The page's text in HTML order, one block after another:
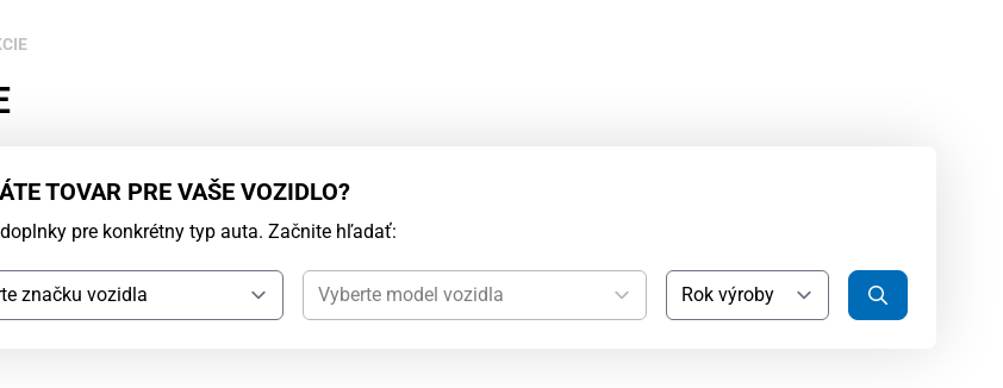
TOVAR PRE VAŠE VOZIDLO?
doplnky pre konkrétny typ auta. Začnite hľadať: